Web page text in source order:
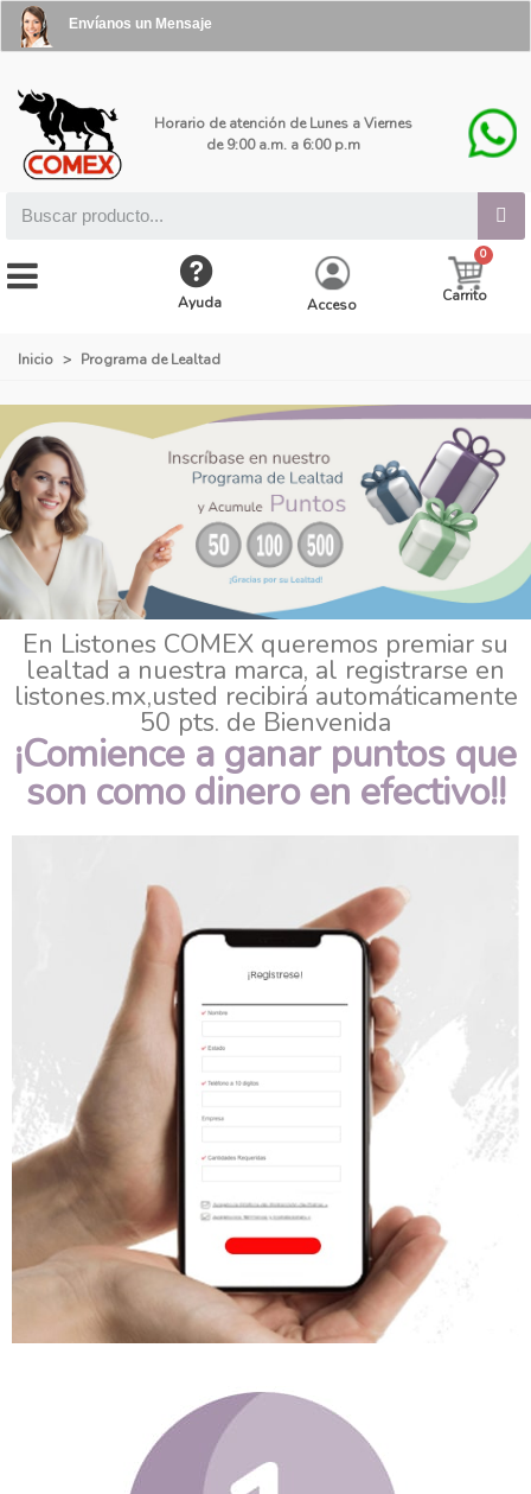
Envíanos un Mensaje
Horario de atención de Lunes a Viernes
de 9:00 a.m. a 6:00 p.m
Ayuda Acceso Carrito
Inicio > Programa de Lealtad
En Listones COMEX queremos premiar su
lealtad a nuestra marca, al registrarse en
listones.mx,usted recibirá automáticamente
50 pts. de Bienvenida
¡Comience a ganar puntos que
son como dinero en efectivo!!